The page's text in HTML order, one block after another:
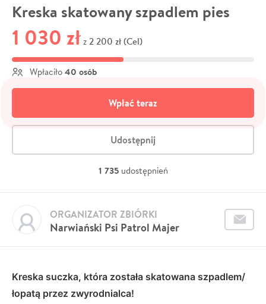
Kreska skatowany szpadlem pies
1 030 zł z 2 200 zł (Cel)
Wpłaciło 40 osób
Wpłać teraz
Udostępnij
1 735 udostępnień
Narwiański Psi Patrol Majer
ORGANIZATOR ZBIÓRKI
Kreska suczka, która została skatowana szpadlem/
łopatą przez zwyrodnialca!